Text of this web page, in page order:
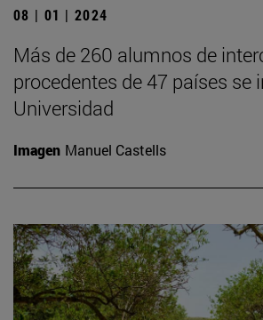
08 | 01 | 2024
Más de 260 alumnos de
procedentes de 47 países se
Universidad
Imagen Manuel Castells